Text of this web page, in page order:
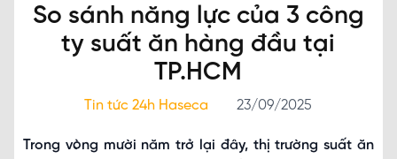
채용
So sánh năng lực của 3 công
ty suất ăn hàng đầu tại
TP.HCM
Tin tức 24h Haseca 23/09/2025
Trong vòng mười năm trở lại đây, thị trường suất ăn